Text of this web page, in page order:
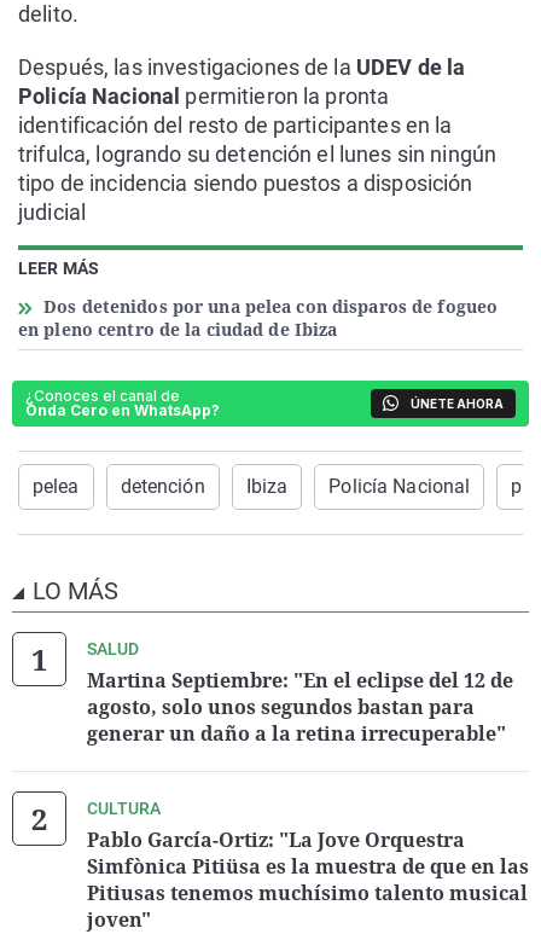
LEER MÁS
Dos detenidos por una pelea con disparos de fogueo
en pleno centro de la ciudad de Ibiza
delito.
Después, las investigaciones de la UDEV de la
Policía Nacional permitieron la pronta
identificación del resto de participantes en la
trifulca, logrando su detención el lunes sin ningún
tipo de incidencia siendo puestos a disposición
judicial
¿Conoces el canal de
Onda Cero en WhatsApp?
ÚNETE AHORA
pelea detención Ibiza Policía Nacional
LO MÁS
SALUD
Martina Septiembre: "En el eclipse del 12 de
agosto, solo unos segundos bastan para
generar un daño a la retina irrecuperable"
CULTURA
Pablo García-Ortiz: "La Jove Orquestra
Simfònica Pitiüsa es la muestra de que en las
Pitiusas tenemos muchísimo talento musical
joven"